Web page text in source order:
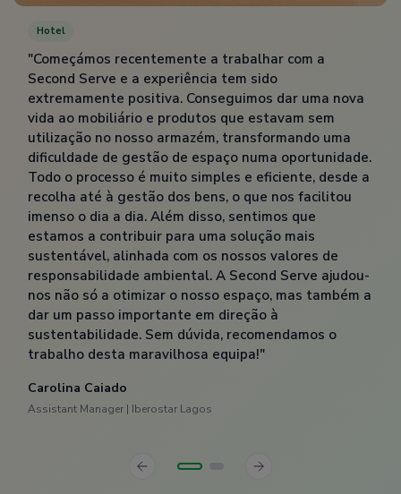
Hotel
"Começámos recentemente a trabalhar com a
Second Serve e a experiência tem sido
extremamente positiva. Conseguimos dar uma nova
vida ao mobiliário e produtos que estavam sem
utilização no nosso armazém, transformando uma
dificuldade de gestão de espaço numa oportunidade.
Todo o processo é muito simples e eficiente, desde a
recolha até à gestão dos bens, o que nos facilitou
imenso o dia a dia. Além disso, sentimos que
estamos a contribuir para uma solução mais
sustentável, alinhada com os nossos valores de
responsabilidade ambiental. A Second Serve ajudou-
nos não só a otimizar o nosso espaço, mas também a
dar um passo importante em direção à
sustentabilidade. Sem dúvida, recomendamos o
trabalho desta maravilhosa equipa!"
Carolina Caiado
Assistant Manager | Iberostar Lagos
Previous
Next